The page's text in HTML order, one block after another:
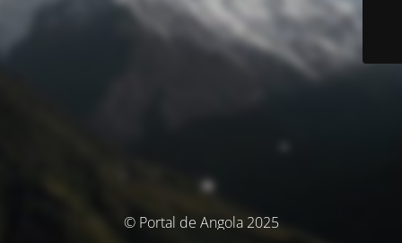
© Portal de Angola 2025